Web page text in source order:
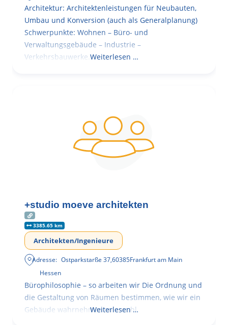
Architektur: Architektenleistungen für Neubauten,
Umbau und Konversion (auch als Generalplanung)
Schwerpunkte: Wohnen – Büro- und
Verwaltungsgebäude – Industrie –
Verkehrsbauwerke. Weiterlesen …
+studio moeve architekten
3385.65 km
Architekten/Ingenieure
Adresse: Ostparkstarße 37,60385Frankfurt am Main
Hessen
Bürophilosophie – so arbeiten wir Die Ordnung und
die Gestaltung von Räumen bestimmen, wie wir ein
Gebäude wahrnehmen, wie wohl
Weiterlesen …